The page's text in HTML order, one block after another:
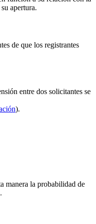
apertura.
de que los registrantes
entre dos solicitantes se
).
manera la probabilidad de